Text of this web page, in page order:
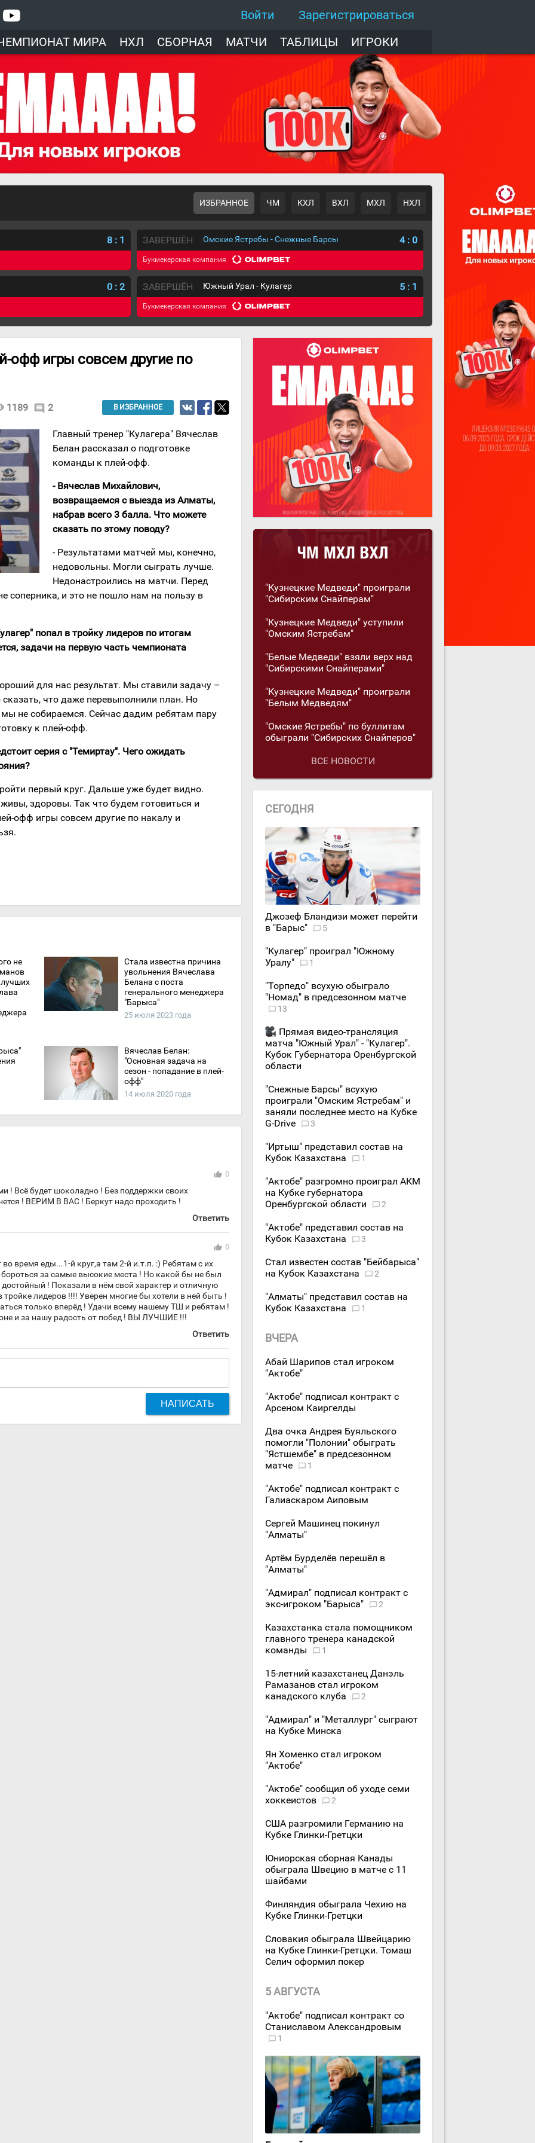
Войти
Зарегистрироваться
МИРА НХЛ СБОРНАЯ МАТЧИ ТАБЛИЦЫ ИГРОКИ
ИЗБРАННОЕ ЧМ КХЛ ВХЛ МХЛ НХЛ
8 : 1 ЗАВЕРШЁН Омские Ястребы - Снежные Барсы 4: 0
Букмекерская компания
0 : 2 ЗАВЕРШЁН Южный Урал - Кулагер 5 : 1
Букмекерская компания
офф игры совсем другие по
1189 comment 2 В ИЗБРАННОЕ
Главный тренер "Кулагера" Вячеслав
Белан рассказал о подготовке
команды к плей-офф.
- Вячеслав Михайлович,
возвращаемся с выезда из Алматы,
набрав всего 3 балла. Что можете
сказать по этому поводу?
- Результатами матчей мы, конечно,
недовольны. Могли сыграть лучше.
Недонастроились на матчи. Перед
соперника, и это не пошло нам на пользу в
попал в тройку лидеров по итогам
задачи на первую часть чемпионата
для нас результат. Мы ставили задачу –
что даже перевыполнили план. Но
не собираемся. Сейчас дадим ребятам пару
к плей-офф.
серия с "Темиртау". Чего ожидать
первый круг. Дальше уже будет видно.
здоровы. Так что будем готовиться и
офф игры совсем другие по накалу и
не
Стала известна причина
увольнения Вячеслава
Белана с поста
генерального менеджера
"Барыса"
25 июля 2023 года
Вячеслав Белан:
"Основная задача на
сезон - попадание в плей-
офф"
14 июля 2020 года
thumb_up 0
! Всё будет шоколадно ! Без поддержки своих
! ВЕРИМ В ВАС ! Беркут надо проходить !
Ответить
thumb_up 0
время еды...1-й круг,а там 2-й и.т.п. :) Ребятам с их
за самые высокие места ! Но какой бы не был
! Показали в нём свой характер и отличную
тройке лидеров !!!! Уверен многие бы хотели в ней быть !
только вперёд ! Удачи всему нашему ТШ и ребятам !
и за нашу радость от побед ! ВЫ ЛУЧШИЕ !!!
Ответить
НАПИСАТЬ
"Кузнецкие Медведи" проиграли
"Сибирским Снайперам"
"Кузнецкие Медведи" уступили
"Омским Ястребам"
"Белые Медведи" взяли верх над
"Сибирскими Снайперами"
"Кузнецкие Медведи" проиграли
"Белым Медведям"
"Омские Ястребы" по буллитам
обыграли "Сибирских Снайперов"
ВСЕ НОВОСТИ
СЕГОДНЯ
Джозеф Бландизи может перейти
в "Барыс"
5
"Кулагер" проиграл "Южному
Уралу"
1
"Торпедо" всухую обыграло
"Номад" в предсезонном матче
13
Прямая видео-трансляция
матча "Южный Урал" - "Кулагер".
Кубок Губернатора Оренбургской
области
"Снежные Барсы" всухую
проиграли "Омским Ястребам" и
заняли последнее место на Кубке
G-Drive
3
"Иртыш" представил состав на
Кубок Казахстана
1
"Актобе" разгромно проиграл АКМ
на Кубке губернатора
Оренбургской области
2
"Актобе" представил состав на
Кубок Казахстана
3
Стал известен состав "Бейбарыса"
на Кубок Казахстана
2
"Алматы" представил состав на
Кубок Казахстана
1
ВЧЕРА
Абай Шарипов стал игроком
"Актобе"
"Актобе" подписал контракт с
Арсеном Каиргелды
Два очка Андрея Буяльского
помогли "Полонии" обыграть
"Ястшембе" в предсезонном
матче
1
"Актобе" подписал контракт с
Галиаскаром Аиповым
Сергей Машинец покинул
"Алматы"
Артём Бурделёв перешёл в
"Алматы"
"Адмирал" подписал контракт с
экс-игроком "Барыса"
2
Казахстанка стала помощником
главного тренера канадской
команды
1
15-летний казахстанец Данэль
Рамазанов стал игроком
канадского клуба
2
"Адмирал" и "Металлург" сыграют
на Кубке Минска
Ян Хоменко стал игроком
"Актобе"
"Актобе" сообщил об уходе семи
хоккеистов
2
США разгромили Германию на
Кубке Глинки-Гретцки
Юниорская сборная Канады
обыграла Швецию в матче с 11
шайбами
Финляндия обыграла Чехию на
Кубке Глинки-Гретцки
Словакия обыграла Швейцарию
на Кубке Глинки-Гретцки. Томаш
Селич оформил покер
5 АВГУСТА
"Актобе" подписал контракт со
Станиславом Александровым
1